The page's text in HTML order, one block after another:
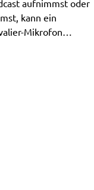
aufnimmst oder
kann ein
Mikrofon